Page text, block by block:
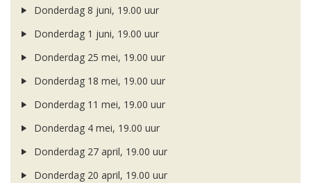
Donderdag 8 juni, 19.00 uur
Donderdag 1 juni, 19.00 uur
Donderdag 25 mei, 19.00 uur
Donderdag 18 mei, 19.00 uur
Donderdag 11 mei, 19.00 uur
Donderdag 4 mei, 19.00 uur
Donderdag 27 april, 19.00 uur
Donderdag 20 april, 19.00 uur